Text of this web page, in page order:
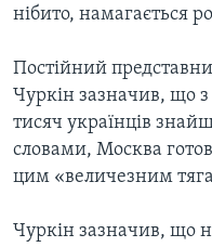
нібито, намагається
Постійний
Чуркін зазначив, що
тисяч українців
словами, Москва
цим «величезним
Чуркін зазначив, що